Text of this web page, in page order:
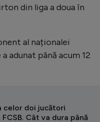
din liga a doua în
al naționalei
adunat până acum 12
celor doi jucători
Cât va dura până